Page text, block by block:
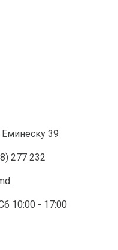
39
277 232
10:00 - 17:00